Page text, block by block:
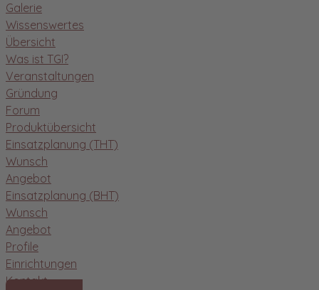
Galerie
Wissenswertes
Übersicht
Was ist TGI?
Veranstaltungen
Gründung
Forum
Produktübersicht
Einsatzplanung (THT)
Wunsch
Angebot
Einsatzplanung (BHT)
Wunsch
Angebot
Profile
Einrichtungen
Kontakt